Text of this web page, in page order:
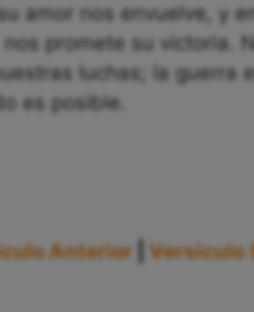
amor nos envuelve, y
promete su victoria.
luchas; la guerra
es posible.
Anterior Versículo